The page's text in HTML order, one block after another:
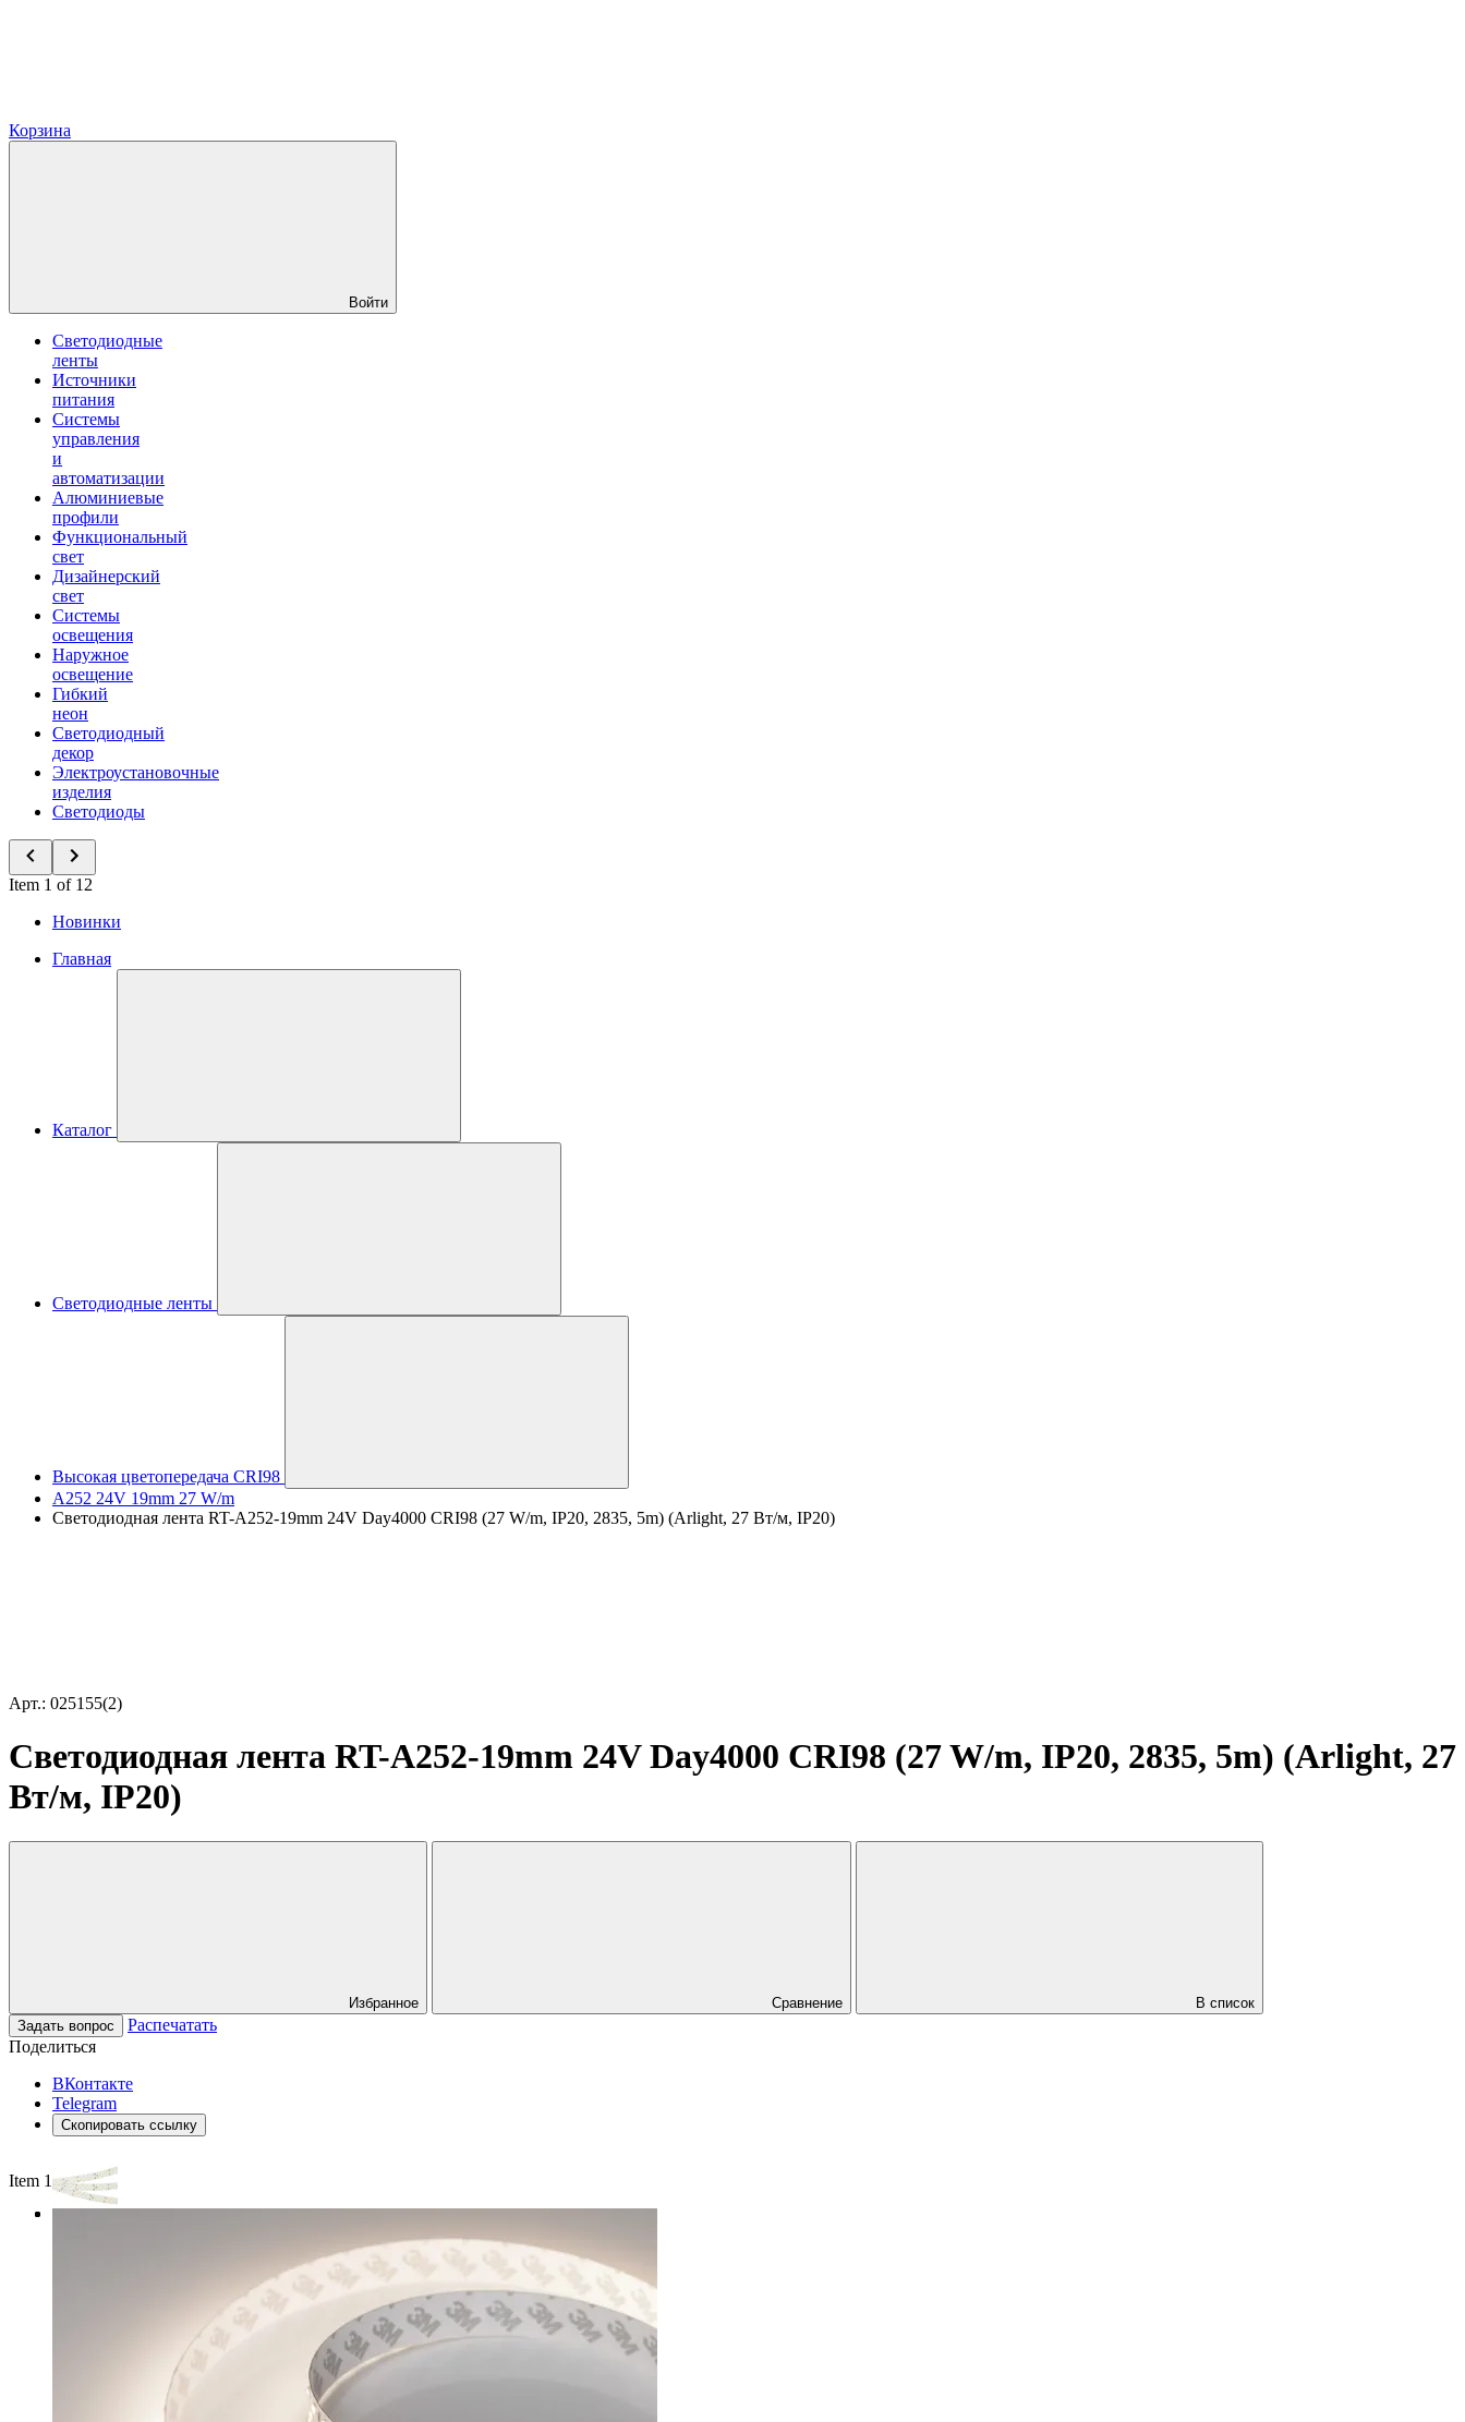
Корзина
Войти
Светодиодные
ленты
Источники
питания
Системы
управления
и
автоматизации
Алюминиевые
профили
Функциональный
свет
Дизайнерский
свет
Системы
освещения
Наружное
освещение
Гибкий
неон
Светодиодный
декор
Электроустановочные
изделия
Светодиоды
Item 1 of 12
Новинки
Главная
Каталог
Светодиодные ленты
Высокая цветопередача CRI98
A252 24V 19mm 27 W/m
Светодиодная лента RT-A252-19mm 24V Day4000 CRI98 (27 W/m, IP20, 2835, 5m) (Arlight, 27 Вт/м, IP20)
Арт.: 025155(2)
Светодиодная лента RT-A252-19mm 24V Day4000 CRI98 (27 W/m, IP20, 2835, 5m) (Arlight, 27
Вт/м, IP20)
Избранное Сравнение
В список
Задать вопрос
Распечатать
Поделиться
ВКонтакте
Telegram
Скопировать ссылку
Item 1 of 3